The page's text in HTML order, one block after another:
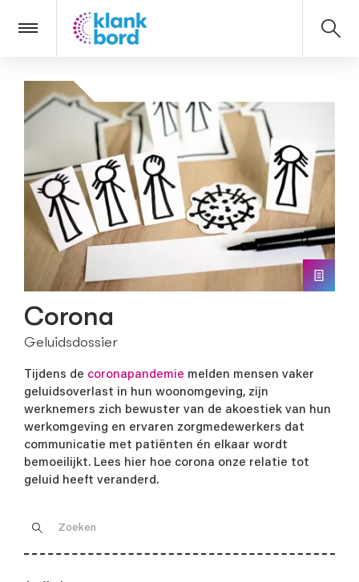
Corona
Geluidsdossier
Tijdens de coronapandemie melden mensen vaker
geluidsoverlast in hun woonomgeving, zijn
werknemers zich bewuster van de akoestiek van hun
werkomgeving en ervaren zorgmedewerkers dat
communicatie met patiënten én elkaar wordt
bemoeilijkt. Lees hier hoe corona onze relatie tot
geluid heeft veranderd.